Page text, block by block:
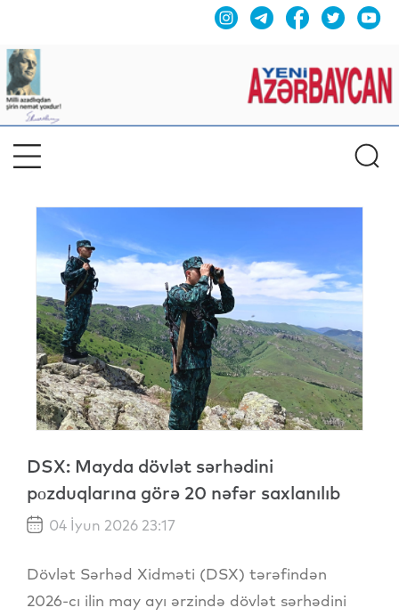
DSX: Mayda dövlət sərhədini
pоzduqlarına görə 20 nəfər saxlanılıb
04 İyun 2026 23:17
Dövlət Sərhəd Xidməti (DSX) tərəfindən
2026-cı ilin may ayı ərzində dövlət sərhədini